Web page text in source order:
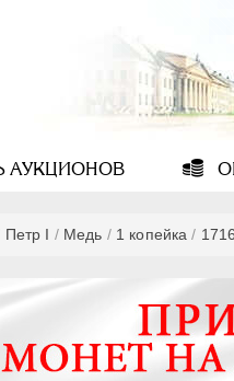
АУКЦИОНОВ
Пeтр I / Медь / 1 копейка / 1716